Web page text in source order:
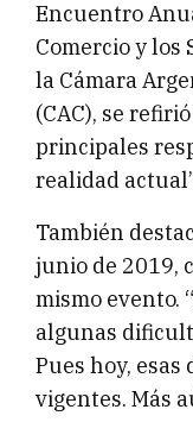
Encuentro
Comercio y los
la Cámara
(CAC), se
principales
realidad
También
junio de 2019,
mismo evento.
algunas
Pues hoy,
vigentes. Más